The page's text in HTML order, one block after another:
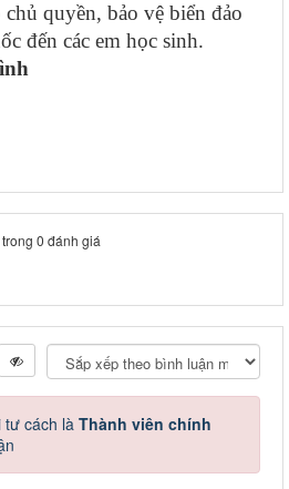
quyền, bảo vệ biển đảo
đến các em học sinh.
0 đánh giá
tư cách là Thành viên chính